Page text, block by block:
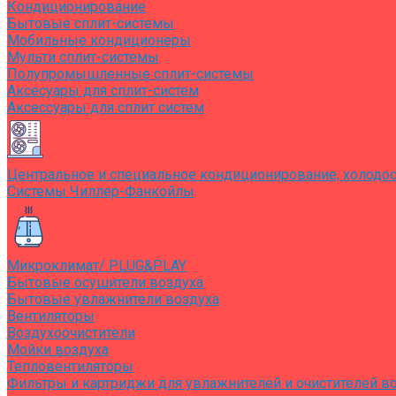
Кондиционирование
Бытовые сплит-системы
Мобильные кондиционеры
Мульти сплит-системы
Полупромышленные сплит-системы
Аксесуары для сплит-систем
Аксессуары для сплит систем
Центральное и специальное кондиционирование,
Системы Чиллер-Фанкойлы
Микроклимат/ PLUG&PLAY
Бытовые осушители воздуха
Бытовые увлажнители воздуха
Вентиляторы
Воздухоочистители
Мойки воздуха
Тепловентиляторы
Фильтры и картриджи для увлажнителей и очистителей